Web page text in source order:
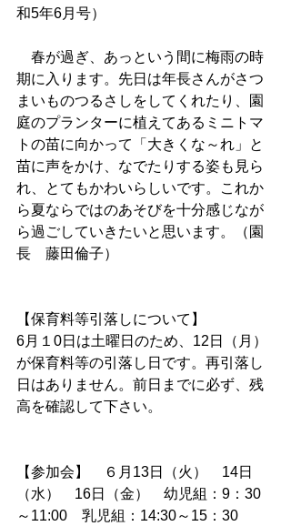
和5年6月号）
春が過ぎ、あっという間に梅雨の時
期に入ります。先日は年長さんがさつ
まいものつるさしをしてくれたり、園
庭のプランターに植えてあるミニトマ
トの苗に向かって「大きくな～れ」と
苗に声をかけ、なでたりする姿も見ら
れ、とてもかわいらしいです。これか
ら夏ならではのあそびを十分感じなが
ら過ごしていきたいと思います。（園
長　藤田倫子）
【保育料等引落しについて】
6月１0日は土曜日のため、12日（月）
が保育料等の引落し日です。再引落し
日はありません。前日までに必ず、残
高を確認して下さい。
【参加会】　６月13日（火）　14日
（水）　16日（金）　幼児組：9：30
～11:00　乳児組：14:30～15：30